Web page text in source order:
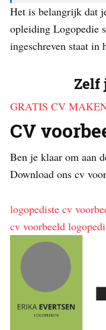
Het is belangrijk dat
opleiding Logopedie
ingeschreven staat in
Zelf
GRATIS CV
CV
Ben je klaar om aan
Download ons cv
logopediste cv
cv voorbeeld